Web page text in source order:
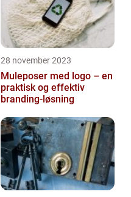
28 november 2023
Muleposer med logo – en
praktisk og effektiv
branding-løsning